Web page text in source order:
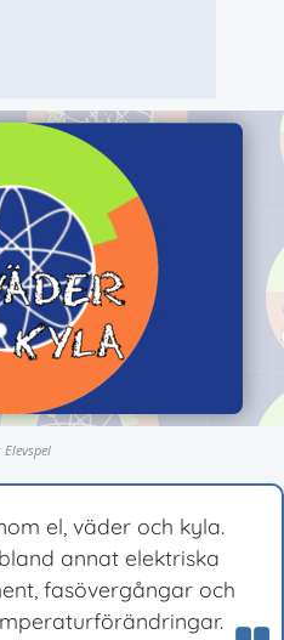
el, väder och kyla.
annat elektriska
fasövergångar och